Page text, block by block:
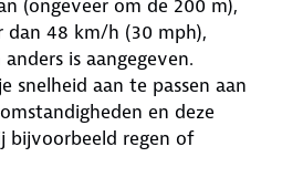
(ongeveer om de 200 m),
dan 48 km/h (30 mph),
is aangegeven.
snelheid aan te passen aan
en deze
bijvoorbeeld regen of